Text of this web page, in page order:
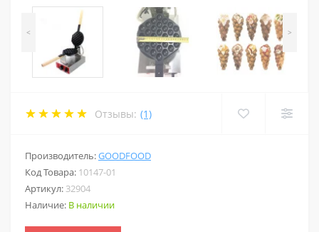
< >
Отзывы: (1)
Производитель:GOODFOOD
Код Товара: 10147-01
Артикул: 32904
Наличие: В наличии